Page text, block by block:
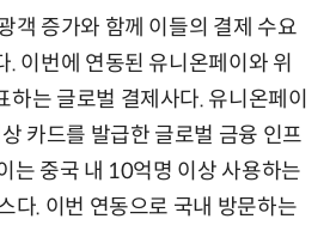
객 증가와 함께 이들의 결제 수요
. 이번에 연동된 유니온페이와 위
하는 글로벌 결제사다. 유니온페이
카드를 발급한 글로벌 금융 인프
는 중국 내 10억명 이상 사용하는
다. 이번 연동으로 국내 방문하는